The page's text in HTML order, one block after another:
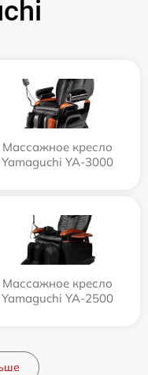
Массажное кресло
Yamaguchi YA-3000
Массажное кресло
Yamaguchi YA-2500